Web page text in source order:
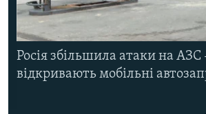
Росія збільшила атаки на АЗС
відкривають мобільні